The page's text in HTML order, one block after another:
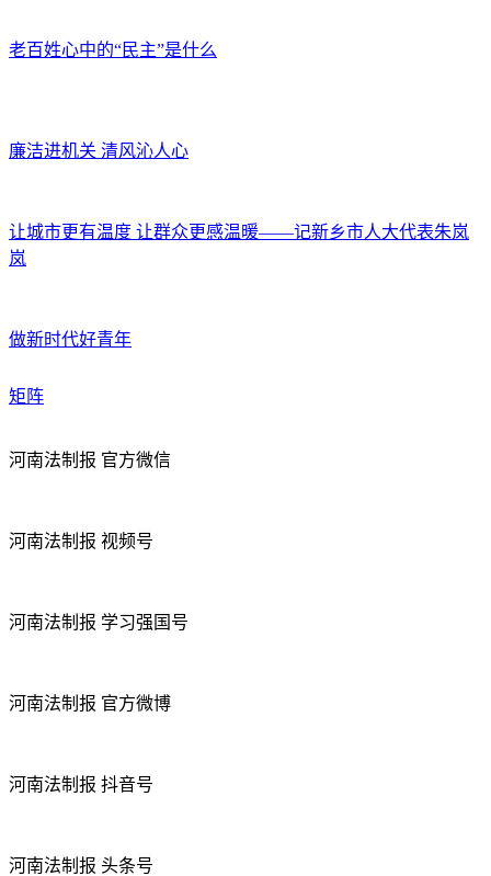
老百姓心中的“民主”是什么
廉洁进机关 清风沁人心
让城市更有温度 让群众更感温暖——记新乡市人大代表朱岚
岚
做新时代好青年
矩阵
河南法制报 官方微信
河南法制报 视频号
河南法制报 学习强国号
河南法制报 官方微博
河南法制报 抖音号
河南法制报 头条号